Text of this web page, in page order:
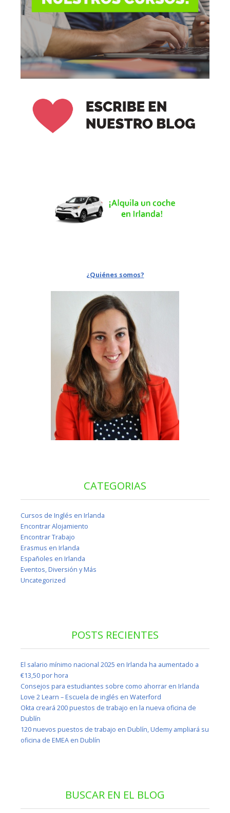
¿Quiénes somos?
CATEGORIAS
Cursos de Inglés en Irlanda
Encontrar Alojamiento
Encontrar Trabajo
Erasmus en Irlanda
Españoles en Irlanda
Eventos, Diversión y Más
Uncategorized
POSTS RECIENTES
El salario mínimo nacional 2025 en Irlanda ha aumentado a
€13,50 por hora
Consejos para estudiantes sobre como ahorrar en Irlanda
Love 2 Learn – Escuela de inglés en Waterford
Okta creará 200 puestos de trabajo en la nueva oficina de
Dublín
120 nuevos puestos de trabajo en Dublín, Udemy ampliará su
oficina de EMEA en Dublín
BUSCAR EN EL BLOG